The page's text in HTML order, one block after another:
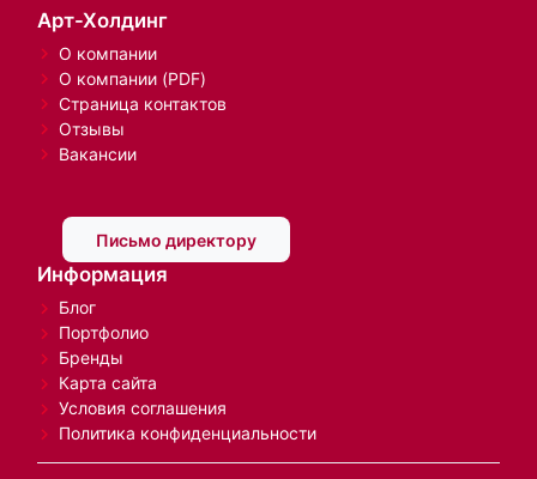
Арт-Холдинг
О компании
О компании (PDF)
Страница контактов
Отзывы
Вакансии
Письмо директору
Информация
Блог
Портфолио
Бренды
Карта сайта
Условия соглашения
Политика конфиденциальности